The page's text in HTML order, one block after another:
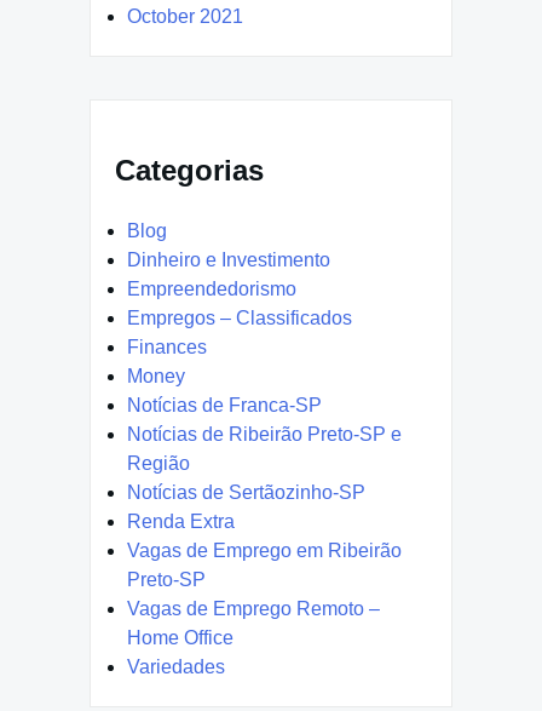
October 2021
Categorias
Blog
Dinheiro e Investimento
Empreendedorismo
Empregos – Classificados
Finances
Money
Notícias de Franca-SP
Notícias de Ribeirão Preto-SP e
Região
Notícias de Sertãozinho-SP
Renda Extra
Vagas de Emprego em Ribeirão
Preto-SP
Vagas de Emprego Remoto –
Home Office
Variedades